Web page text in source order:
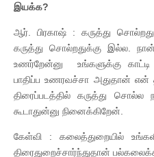
இயக்க?
ஆர். பிரகாஷ் : கருத்து
கருத்து சொல்றதுக்கு இல்ல.
உணர்றேன்னு உங்களுக்கு
பாதிப்ப உணரவச்சா அதுதான் என்
திரைப்படத்தில் கருத்து
கூடாதுன்னு நினைக்கிறேன்.
கேள்வி : கலைத்துறையில்
திரைதுறைச்சார்ந்துதான்